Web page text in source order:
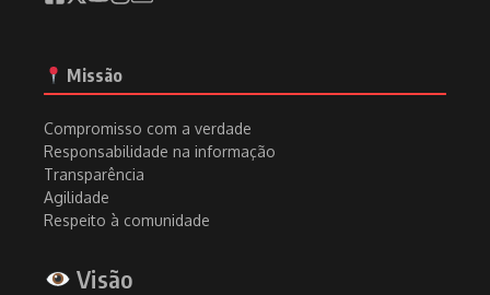
Missão
Compromisso com a verdade
Responsabilidade na informação
Transparência
Agilidade
Respeito à comunidade
Visão